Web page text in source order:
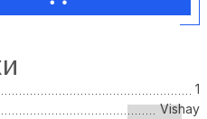
1
Vishay